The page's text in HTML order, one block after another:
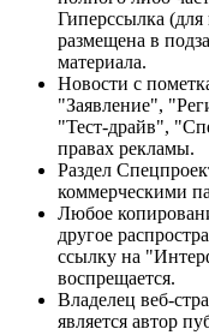
Гиперссылка
размещена в
материала.
Новости с
"Заявление",
"Тест-драйв",
правах рекламы.
Раздел
коммерческими
Любое
другое
ссылку на
воспрещается.
Владелец веб-
является автор